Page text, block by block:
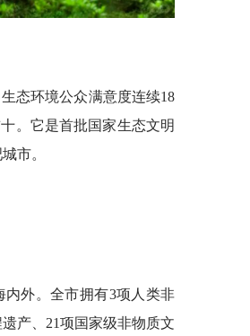
态环境公众满意度连续18
。它是首批国家生态文明
市。
内外。全市拥有3项人类非
产、21项国家级非物质文